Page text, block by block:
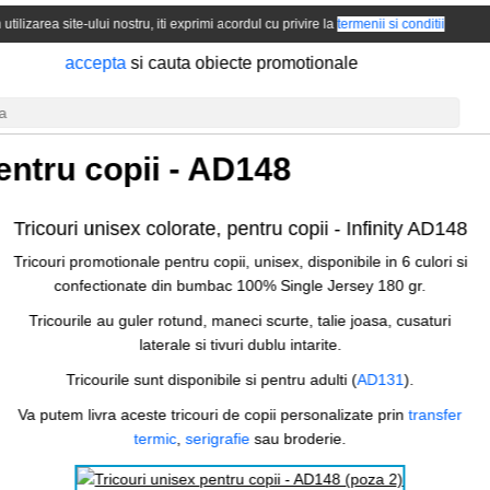
copii - AD148
Tricouri unisex colorate, pentru copii - Infinity AD148
Tricouri promotionale pentru copii, unisex, disponibile in 6 culori si
confectionate din bumbac 100% Single Jersey 180 gr.
Tricourile au guler rotund, maneci scurte, talie joasa, cusaturi
laterale si tivuri dublu intarite.
Tricourile sunt disponibile si pentru adulti (AD131).
Va putem livra aceste tricouri de copii personalizate printransfer
termic,serigrafie sau broderie.
utilizarea site-ului nostru, iti exprimi acordul cu privire latermenii si conditii
accepta si cauta obiecte promotionale